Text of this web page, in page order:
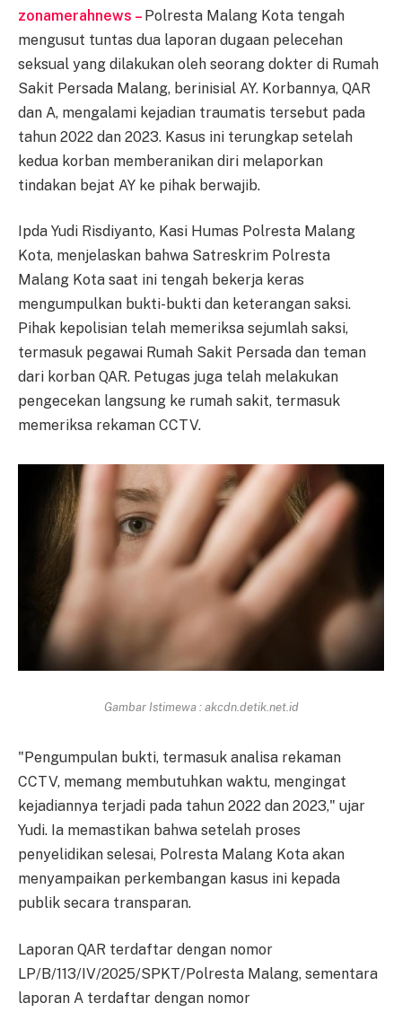
zonamerahnews – Polresta Malang Kota tengah
mengusut tuntas dua laporan dugaan pelecehan
seksual yang dilakukan oleh seorang dokter di Rumah
Sakit Persada Malang, berinisial AY. Korbannya, QAR
dan A, mengalami kejadian traumatis tersebut pada
tahun 2022 dan 2023. Kasus ini terungkap setelah
kedua korban memberanikan diri melaporkan
tindakan bejat AY ke pihak berwajib.
Ipda Yudi Risdiyanto, Kasi Humas Polresta Malang
Kota, menjelaskan bahwa Satreskrim Polresta
Malang Kota saat ini tengah bekerja keras
mengumpulkan bukti-bukti dan keterangan saksi.
Pihak kepolisian telah memeriksa sejumlah saksi,
termasuk pegawai Rumah Sakit Persada dan teman
dari korban QAR. Petugas juga telah melakukan
pengecekan langsung ke rumah sakit, termasuk
memeriksa rekaman CCTV.
Gambar Istimewa : akcdn.detik.net.id
"Pengumpulan bukti, termasuk analisa rekaman
CCTV, memang membutuhkan waktu, mengingat
kejadiannya terjadi pada tahun 2022 dan 2023," ujar
Yudi. Ia memastikan bahwa setelah proses
penyelidikan selesai, Polresta Malang Kota akan
menyampaikan perkembangan kasus ini kepada
publik secara transparan.
Laporan QAR terdaftar dengan nomor
LP/B/113/IV/2025/SPKT/Polresta Malang, sementara
laporan A terdaftar dengan nomor